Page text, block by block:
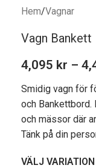
Hem/Vagnar
Vagn Bankett
4,095 kr –
Smidig vagn för
och
och mässor där
Tänk på din
VÄLJ VARIATION